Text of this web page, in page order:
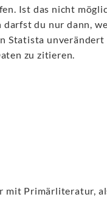
Ist das nicht
du nur dann,
Statista
zu zitieren.
mit Primärliteratur,